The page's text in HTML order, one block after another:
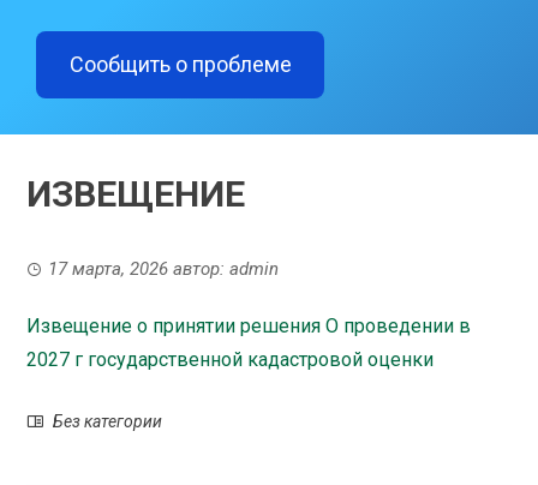
Сообщить о проблеме
ИЗВЕЩЕНИЕ
17 марта, 2026 автор:admin
Извещение о принятии решения О проведении в
2027 г государственной кадастровой оценки
Без категории